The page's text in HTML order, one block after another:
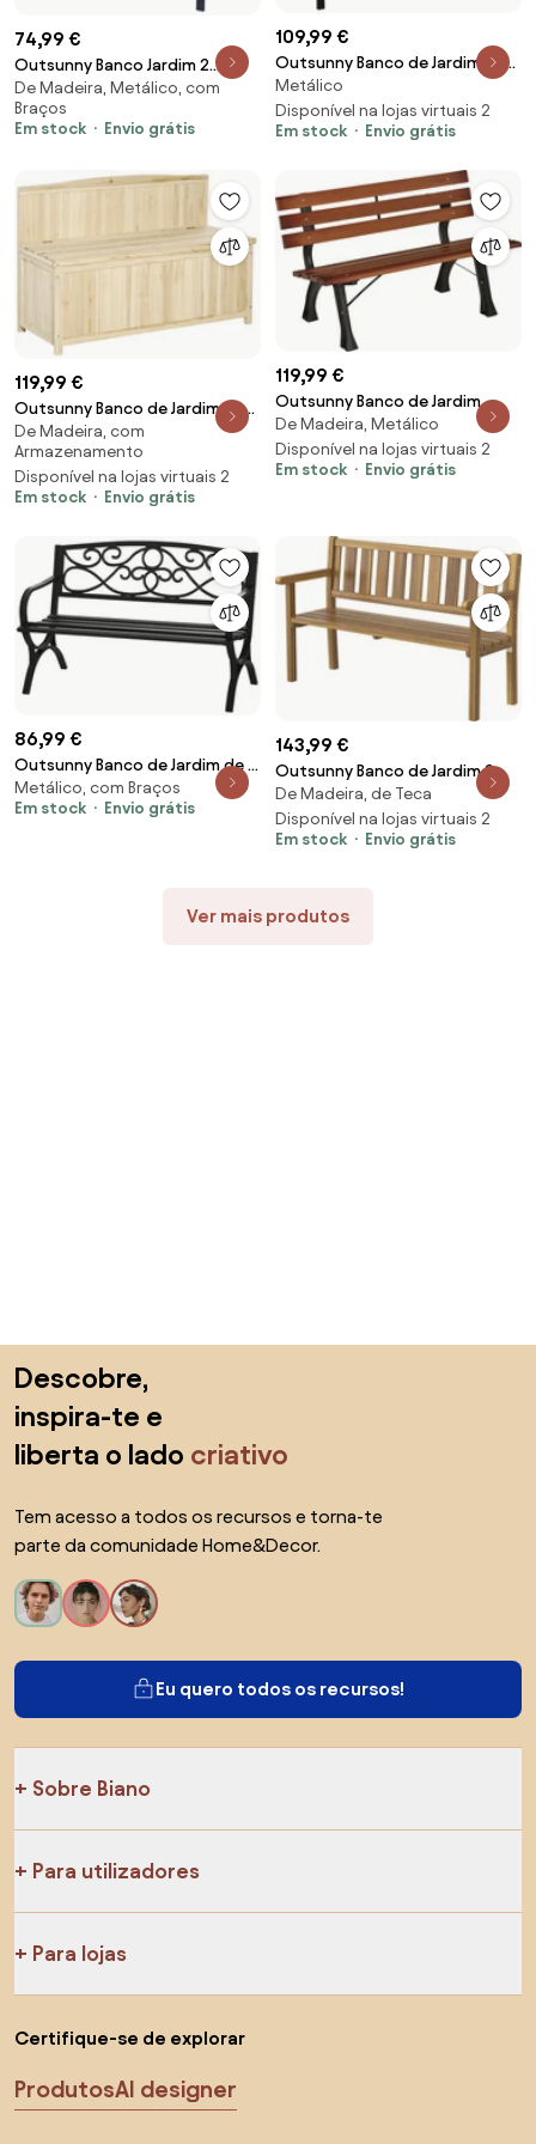
74,99 €
Outsunny Banco Jardim 2
Lugares Encosto Apoios Braços
Madeira Aço Resistente
122x60x80 cm Carga 230 kg |
De Madeira, Metálico, com
Braços
Em stock
Envio grátis
109,99 €
Outsunny Banco de Jardim de
Aço Banco de Exterior de 2
Lugares com Encosto
Decorativo 127x63x83cm Preto
Metálico
Disponível na lojas virtuais 2
Em stock
Envio grátis
119,99 €
Outsunny Banco de Jardim de
Madeira com Baú de
Armazenamento e Encosto
Carga 250 kg para Pátio
Terraço Varanda 115x45x75 cm
De Madeira, com
Armazenamento
Disponível na lojas virtuais 2
Em stock
Envio grátis
119,99 €
Outsunny Banco de Jardim
Exterior 2 Lugares em Alumínio e
Ripas de Madeira 120x57x70 cm
| Aosom Portugal
De Madeira, Metálico
Disponível na lojas virtuais 2
Em stock
Envio grátis
86,99 €
Outsunny Banco de Jardim de 2
Lugares com Encosto e Apoio
para os Braços Vintage Carga
Metálico, com Braços
Em stock
Envio grátis
143,99 €
Outsunny Banco de Jardim 2
Lugares, Banco Exterior em
Ripas de Madeira de Abeto,
Estilo Country, Banco para
Aosom Portugal
De Madeira, de Teca
Disponível na lojas virtuais 2
Em stock
Envio grátis
Ver mais produtos
Descobre,
inspira-te e
liberta o lado criativo
Tem acesso a todos os recursos e torna-te
parte da comunidade Home&Decor.
Eu quero todos os recursos!
Sobre Biano
Para utilizadores
Para lojas
Certifique-se de explorar
ProdutosAI designer